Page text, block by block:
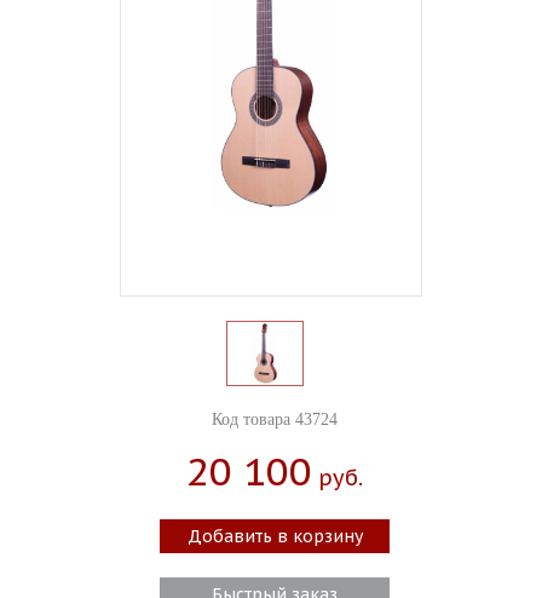
Код товара 43724
20 100 Руб.
Добавить в корзину